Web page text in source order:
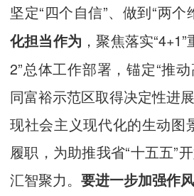
坚定“四个自信”、做到“两个
化担当作为 ，聚焦落实
2”总体工作部署，锚定“推
同富裕示范区取得决定性进
现社会主义现代化的生动图
履职，为助推我省“十五五”
汇智聚力。 要进一步加强作